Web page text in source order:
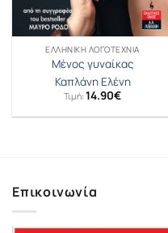
ΕΛΛΗΝΙΚΉ ΛΟΓΟΤΕΧΝΊΑ
Μένος γυναίκας
Καπλάνη Ελένη
Τιμή: 14.90€
Επικοινωνία